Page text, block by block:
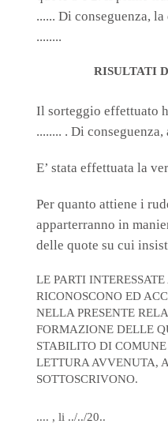
...... Di conseguenza,
........
RISULTATI
Il sorteggio effettuato
........ . Di conseguenza,
E’ stata effettuata la
Per quanto attiene i
apparterranno in
delle quote su cui
LE PARTI
RICONOSCONO ED
NELLA PRESENTE
FORMAZIONE DELLE
STABILITO DI
LETTURA AVVENUTA,
SOTTOSCRIVONO.
.... , li ../../20..